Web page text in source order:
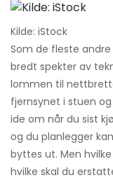
Kilde: iStock
Som de fleste
bredt spekter av
lommen til
fjernsynet i stuen
ide om når du sist
og du planlegger
byttes ut. Men
hvilke skal du